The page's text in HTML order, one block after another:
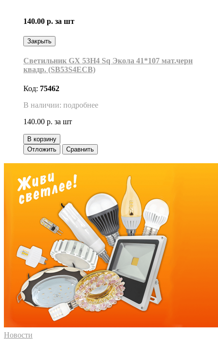
140.00 р. за шт
Закрыть
Светильник GX 53H4 Sq Экола 41*107 мат.черн
квадр. (SB53S4ECB)
Код: 75462
В наличии: подробнее
140.00 р. за шт
В корзину
Отложить
Сравнить
Новости